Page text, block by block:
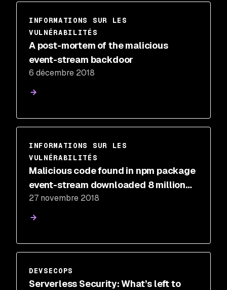
INFORMATIONS SUR LES
VULNÉRABILITÉS
A post-mortem of the malicious
event-stream backdoor
6 décembre 2018
INFORMATIONS SUR LES
VULNÉRABILITÉS
Malicious code found in npm package
event-stream downloaded 8 million
times in the past 2.5 months
27 novembre 2018
DEVSECOPS
Serverless Security: What’s left to